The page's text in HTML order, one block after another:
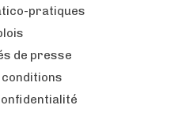
pratiques
de presse